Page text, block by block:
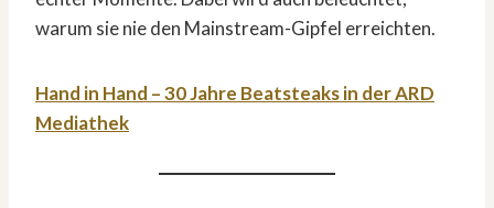
warum sie nie den Mainstream-Gipfel erreichten.
Hand in Hand – 30 Jahre Beatsteaks in der ARD
Mediathek